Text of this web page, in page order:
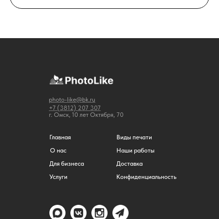
Главная
О нас
Для бизнеса
Услуги
Виды печати
Наши работы
Доставка
Конфиденциальность
г. Омск, 10 лет Октября, 70
photo-like@bk.ru
+7 (3812) 207 307